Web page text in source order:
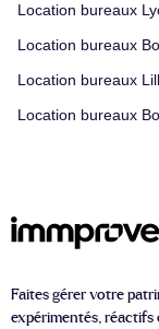
Location bureaux
Location bureaux
Location bureaux
Location bureaux
Faites gérer votre
expérimentés, réactifs